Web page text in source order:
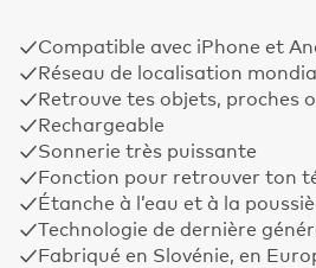
Compatible avec iPhone et
Réseau de localisation
Retrouve tes objets, proches
Rechargeable
Sonnerie très puissante
Fonction pour retrouver ton
Étanche à l’eau et à la
Technologie de dernière
Fabriqué en Slovénie, en